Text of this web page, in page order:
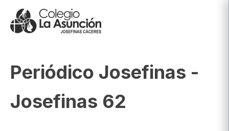
Periódico Josefinas -
Josefinas 62